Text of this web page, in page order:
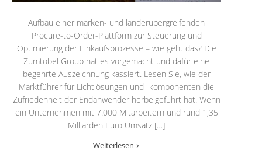
Aufbau einer marken- und länderübergreifenden
Procure-to-Order-Plattform zur Steuerung und
Optimierung der Einkaufsprozesse – wie geht das? Die
Zumtobel Group hat es vorgemacht und dafür eine
begehrte Auszeichnung kassiert. Lesen Sie, wie der
Marktführer für Lichtlösungen und -komponenten die
Zufriedenheit der Endanwender herbeigeführt hat. Wenn
ein Unternehmen mit 7.000 Mitarbeitern und rund 1,35
Milliarden Euro Umsatz […]
Weiterlesen